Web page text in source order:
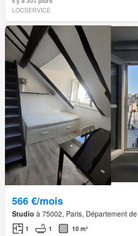
LOCSERVICE
566 €/mois
Studio à 75002, Paris, Département
1 1
10 m²